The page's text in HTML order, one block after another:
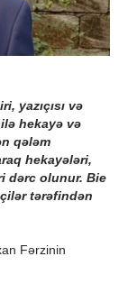
yazıçısı və
hekayə və
qələm
hekayələri,
dərc olunur. Bie
tərəfindən
Fərzinin